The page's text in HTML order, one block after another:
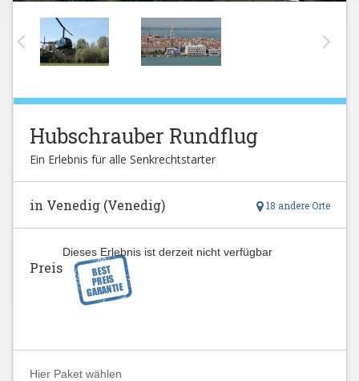
Hubschrauber Rundflug
Ein Erlebnis für alle Senkrechtstarter
18 andere Orte
in Venedig (Venedig)
Dieses Erlebnis ist derzeit nicht verfügbar
Preis
Hier Paket wählen